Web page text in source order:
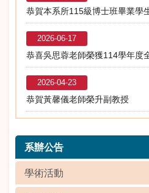
恭賀本系所115級博士班畢業學
2026-06-17
恭喜吳思蓉老師榮獲114學年度
2026-04-23
恭賀黃馨儀老師榮升副教授
系辦公告
學術活動